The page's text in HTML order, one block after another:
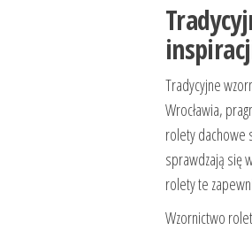
Tradycyjne
Wrocławia,
rolety dachowe
sprawdzają się
rolety te
Wzornictwo